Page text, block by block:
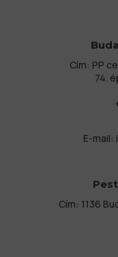
Cím: PP
74.
E-mail:
Cím: 1136